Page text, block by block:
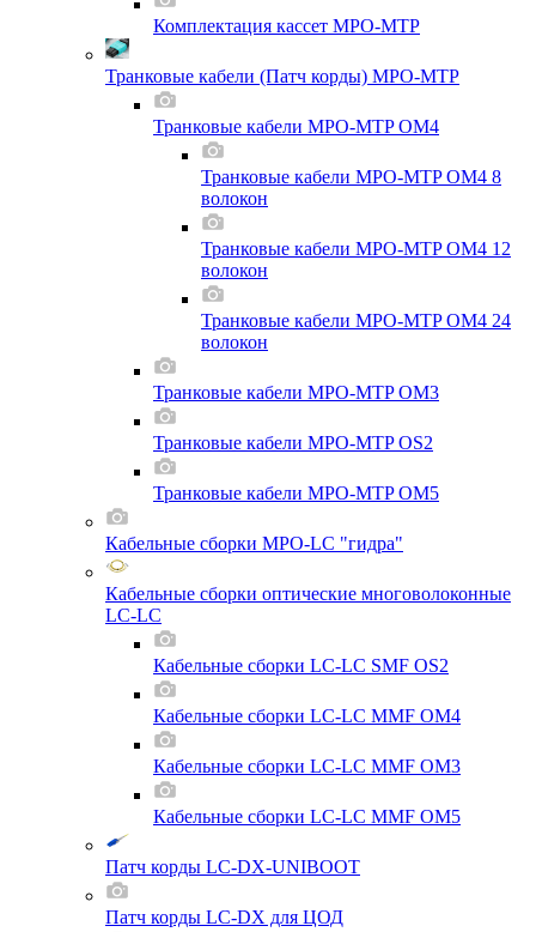
Комплектация кассет MPO-MTP
Транковые кабели (Патч корды) MPO-MTP
Транковые кабели MPO-MTP OM4
Транковые кабели MPO-MTP OM4 8
волокон
Транковые кабели MPO-MTP OM4 12
волокон
Транковые кабели MPO-MTP OM4 24
волокон
Транковые кабели MPO-MTP OM3
Транковые кабели MPO-MTP OS2
Транковые кабели MPO-MTP OM5
Кабельные сборки MPO-LC "гидра"
Кабельные сборки оптические многоволоконные
LC-LC
Кабельные сборки LC-LC SMF OS2
Кабельные сборки LC-LC MMF OM4
Кабельные сборки LC-LC MMF OM3
Кабельные сборки LC-LC MMF OM5
Патч корды LC-DX-UNIBOOT
Патч корды LC-DX для ЦОД